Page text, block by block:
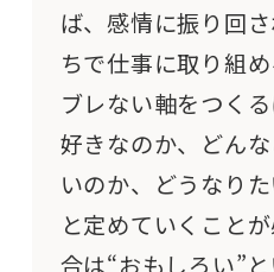
ば、感情に振り回
ちで仕事に取り組め
ブレない軸をつく
好きなのか、どん
いのか、どうなり
と定めていくこと
合は“おもしろい”